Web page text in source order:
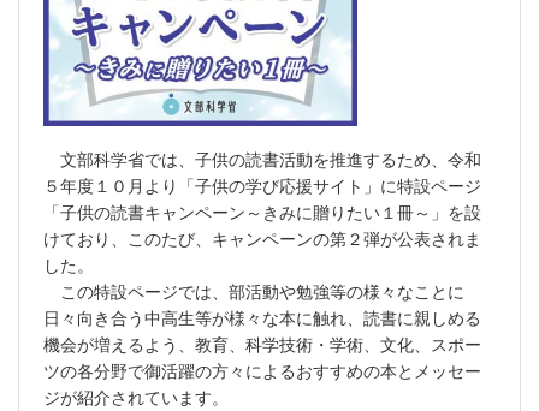
文部科学省では、子供の読書活動を推進するため、令和
５年度１０月より「子供の学び応援サイト」に特設ページ
「子供の読書キャンペーン～きみに贈りたい１冊～」を設
けており、このたび、キャンペーンの第２弾が公表されま
した。
この特設ページでは、 部活動や勉強等の様々なことに
日々向き合う中高生等が様々な本に触れ、読書に親しめる
機会が増えるよう、教育、科学技術・学術、文化、スポー
ツの各分野で御活躍の方々によるおすすめの本とメッセー
ジが紹介されています。